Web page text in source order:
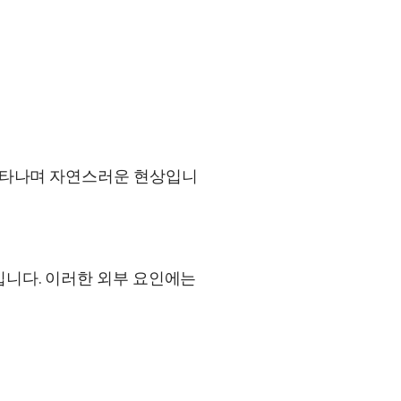
나며 자연스러운 현상입니
다. 이러한 외부 요인에는